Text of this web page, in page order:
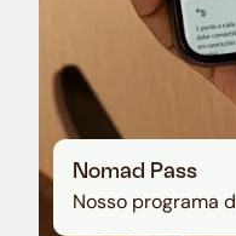
Nomad Pass
Nosso programa